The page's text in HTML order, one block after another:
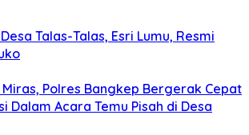
Talas-Talas, Esri Lumu, Resmi
Polres Bangkep Bergerak Cepat
Dalam Acara Temu Pisah di Desa